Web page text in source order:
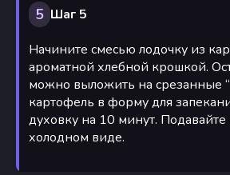
5 Шаг 5
Начините смесью лодочку из
ароматной хлебной крошкой.
можно выложить на срезанные
картофель в форму для
духовку на 10 минут. Подавайте
холодном виде.